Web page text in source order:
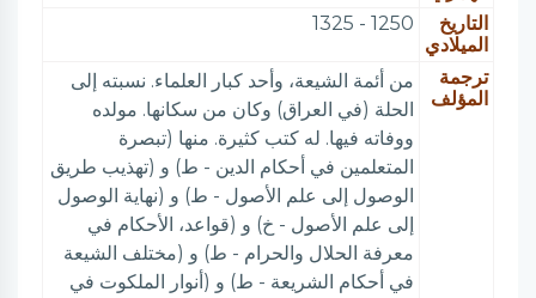
التاريخ
الميلادي
1250 - 1325
ترجمة
المؤلف
من أئمة الشيعة، وأحد كبار العلماء. نسبته إلى
الحلة (في العراق) وكان من سكانها. مولده
ووفاته فيها. له كتب كثيرة. منها (تبصرة
المتعلمين في أحكام الدين - ط) و (تهذيب طريق
الوصول إلى علم الأصول - ط) و (نهاية الوصول
إلى علم الأصول - خ) و (قواعد، الأحكام في
معرفة الحلال والحرام - ط) و (مختلف الشيعة
في أحكام الشريعة - ط) و (أنوار الملكوت في